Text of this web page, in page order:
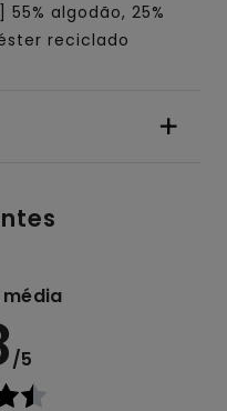
algodão, 25%
reciclado
/5